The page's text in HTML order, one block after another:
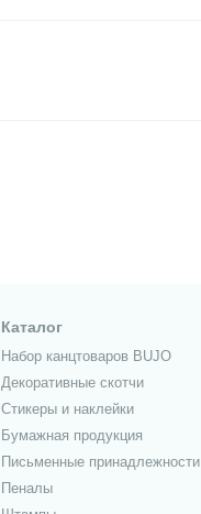
Каталог
Набор канцтоваров BUJO
Декоративные скотчи
Стикеры и наклейки
Бумажная продукция
Письменные принадлежности
Пеналы